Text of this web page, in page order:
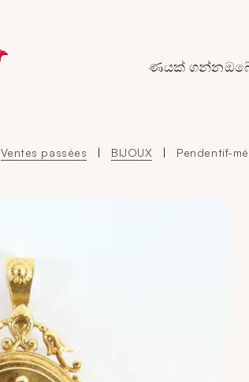
Aller à l'accueil de Crédit Municipal de
ණයක් ගන්න
Ventes passées | BIJOUX | Pendentif-